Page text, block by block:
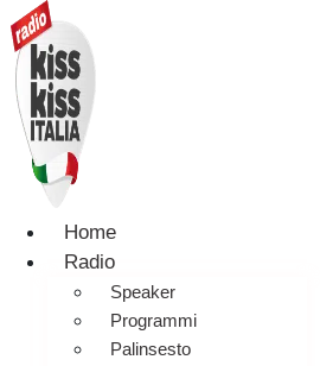
Home
Radio
Speaker
Programmi
Palinsesto